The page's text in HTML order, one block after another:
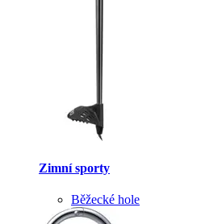
Zimní sporty
Běžecké hole